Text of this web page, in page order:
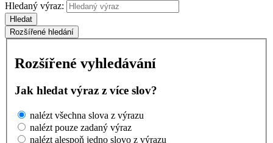
Hledaný výraz:
Hledat
Rozšířené hledání
Rozšířené vyhledávání
Jak hledat výraz z více slov?
nalézt všechna slova z výrazu
nalézt pouze zadaný výraz
nalézt alespoň jedno slovo z výrazu